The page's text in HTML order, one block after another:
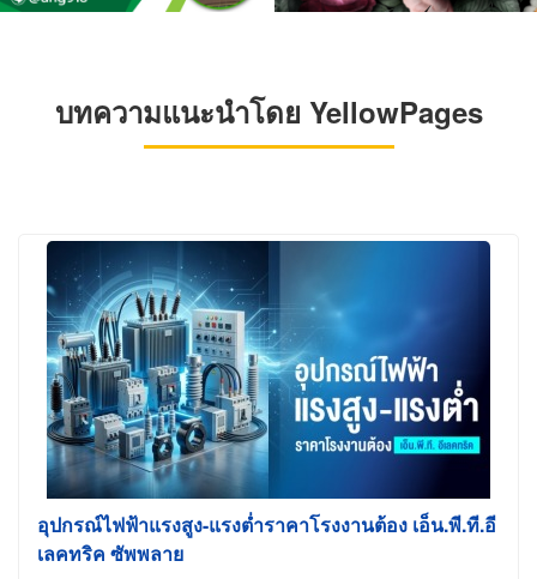
บทความแนะนำโดย YellowPages
อุปกรณ์ไฟฟ้าแรงสูง-แรงต่ำราคาโรงงานต้อง เอ็น.พี.ที.อี
เลคทริค ซัพพลาย